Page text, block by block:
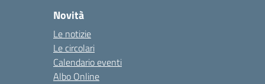
Novità
Le notizie
Le circolari
Calendario eventi
Albo Online